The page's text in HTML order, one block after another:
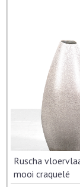
Ruscha
mooi craquelé